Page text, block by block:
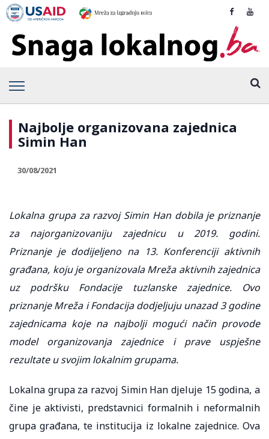
Najbolje organizovana zajednica
Simin Han
30/08/2021
Lokalna grupa za razvoj Simin Han dobila je priznanje
za najorganizovaniju zajednicu u 2019. godini.
Priznanje je dodijeljeno na 13. Konferenciji aktivnih
građana, koju je organizovala Mreža aktivnih zajednica
uz podršku Fondacije tuzlanske zajednice. Ovo
priznanje Mreža i Fondacija dodjeljuju unazad 3 godine
zajednicama koje na najbolji mogući način provode
model organizovanja zajednice i prave uspješne
rezultate u svojim lokalnim grupama.
Lokalna grupa za razvoj Simin Han djeluje 15 godina, a
čine je aktivisti, predstavnici formalnih i neformalnih
grupa građana, te institucija iz lokalne zajednice. Ova